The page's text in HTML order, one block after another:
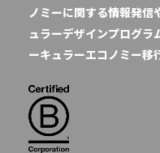
ノミーに関する情報発信
ュラーデザインプログラ
ーキュラーエコノミー移